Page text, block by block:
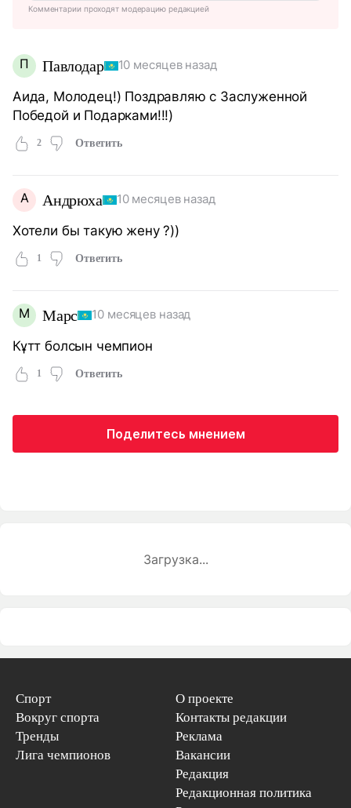
Комментарии проходят модерацию редакцией
П Павлодар 10 месяцев назад
Аида, Молодец!) Поздравляю с Заслуженной
Победой и Подарками!!!)
2 Ответить
А Андрюха 10 месяцев назад
Хотели бы такую жену ?))
1 Ответить
М Марс 10 месяцев назад
Кұтт болсын чемпион
1 Ответить
Поделитесь мнением
Загрузка...
Спорт
Вокруг спорта
Тренды
Лига чемпионов
О проекте
Контакты редакции
Реклама
Вакансии
Редакция
Редакционная политика